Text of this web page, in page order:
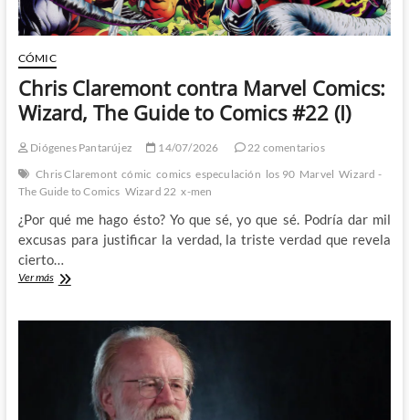
CÓMIC
Chris Claremont contra Marvel Comics:
Wizard, The Guide to Comics #22 (I)
Diógenes Pantarújez 14/07/2026
22 comentarios
Chris Claremont cómic comics especulación los 90 Marvel Wizard -
The Guide to Comics Wizard 22 x-men
¿Por qué me hago ésto? Yo que sé, yo que sé. Podría dar mil
excusas para justificar la verdad, la triste verdad que revela
cierto…
Ver másChris